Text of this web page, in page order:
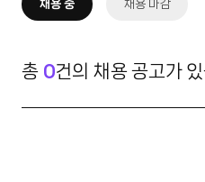
채용 중 채용 마감
총 0건의 채용 공고가